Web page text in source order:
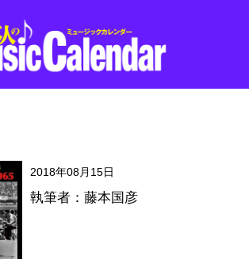
2018年08月15日
執筆者：藤本国彦